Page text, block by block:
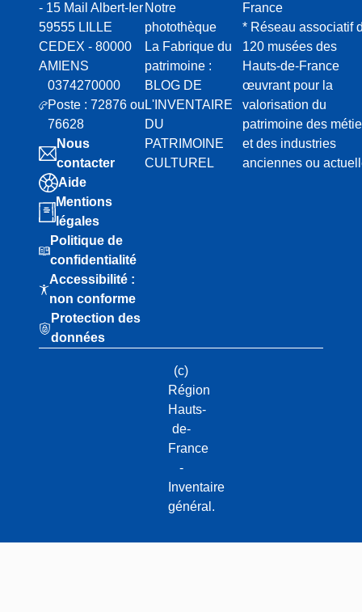
- 15 Mail Albert-Ier
59555 LILLE
CEDEX - 80000
AMIENS
0374270000
Poste : 72876 ou
76628
Nous
contacter
Aide
Mentions
légales
Politique de
confidentialité
Accessibilité :
non conforme
Protection des
données
Notre
photothèque
La Fabrique du
patrimoine :
BLOG DE
L'INVENTAIRE
DU
PATRIMOINE
CULTUREL
France
* Réseau associatif
120 musées des
Hauts-de-France
œuvrant pour la
valorisation du
patrimoine des
et des industries
anciennes ou
(c)
Région
Hauts-
de-
France
-
Inventaire
général.